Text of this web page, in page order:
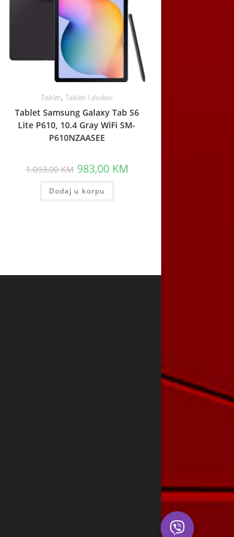
Tableti, Tableti i dodaci
Tablet Samsung Galaxy Tab S6
Lite P610, 10.4 Gray WiFi SM-
P610NZAASEE
1.093,00KM Original
price
was:
1.093,00 KM.
983,00 KMCurrent
price
Dodaj u korpu